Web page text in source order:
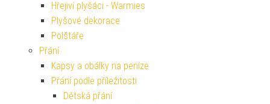
Hřejiví plyšáci - Warmies
Plyšové dekorace
Polštáře
Přání
Kapsy a obálky na peníze
Přání podle příležitosti
Dětská přání